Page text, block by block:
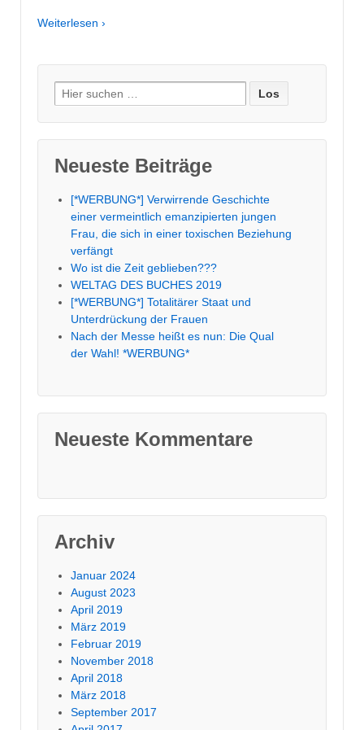
Weiterlesen ›
Suche
nach:
Neueste Beiträge
[*WERBUNG*] Verwirrende Geschichte
einer vermeintlich emanzipierten jungen
Frau, die sich in einer toxischen Beziehung
verfängt
Wo ist die Zeit geblieben???
WELTAG DES BUCHES 2019
[*WERBUNG*] Totalitärer Staat und
Unterdrückung der Frauen
Nach der Messe heißt es nun: Die Qual
der Wahl! *WERBUNG*
Neueste Kommentare
Archiv
Januar 2024
August 2023
April 2019
März 2019
Februar 2019
November 2018
April 2018
März 2018
September 2017